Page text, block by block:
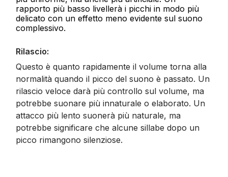
rapporto più basso livellerà i picchi in modo più
delicato con un effetto meno evidente sul suono
complessivo.
Rilascio:
Questo è quanto rapidamente il volume torna alla
normalità quando il picco del suono è passato. Un
rilascio veloce darà più controllo sul volume, ma
potrebbe suonare più innaturale o elaborato. Un
attacco più lento suonerà più naturale, ma
potrebbe significare che alcune sillabe dopo un
picco rimangono silenziose.